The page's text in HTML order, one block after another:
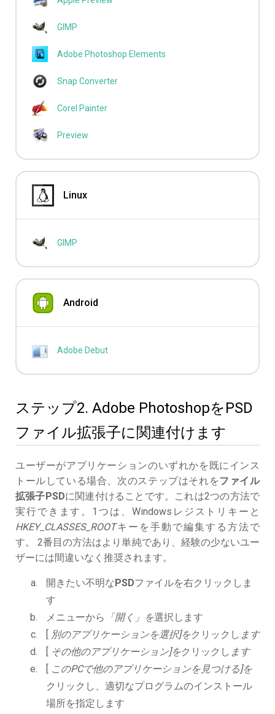
GIMP
Adobe Photoshop Elements
Snap Converter
Corel Painter
Preview
Linux
GIMP
Android
Adobe Debut
ステップ2. Adobe PhotoshopをPSD
ファイル拡張子に関連付けます
ユーザーがアプリケーションのいずれかを既にインス
トールしている場合、次のステップはそれをファイル
拡張子PSDに関連付けることです。これは2つの方法で
実行できます。1つは、Windowsレジストリキーと
HKEY_CLASSES_ROOTキーを手動で編集する方法で
す。 2番目の方法はより単純であり、経験の少ないユー
ザーには間違いなく推奨されます。
開きたい不明なPSDファイルを右クリックしま
す
メニューから
「開く」を選択します
[ 別のアプリケーションを選択]をクリックし ます
[ その他のアプリケーション]をクリックし ます
[ このPCで他のアプリケーションを見つける]を
クリックし、適切なプログラムのインストール
場所を指定します